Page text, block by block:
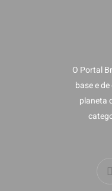
O Portal
base e
planeta